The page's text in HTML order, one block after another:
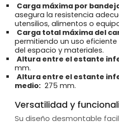
Carga máxima por
asegura la resistencia
utensilios, alimentos o
Carga total máxima del
permitiendo un uso
del espacio y materiales.
Altura entre el estante
mm.
Altura entre el estante
medio: 275 mm.
Versatilidad y
Su diseño desmontable